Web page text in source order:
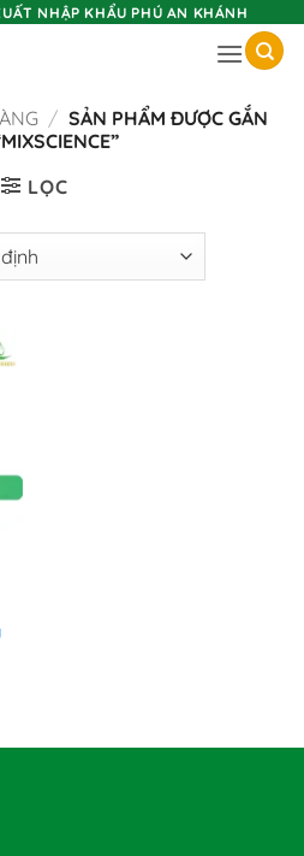
NHẬP KHẨU PHÚ AN KHÁNH
/ SẢN PHẨM ĐƯỢC GẮN
LỌC